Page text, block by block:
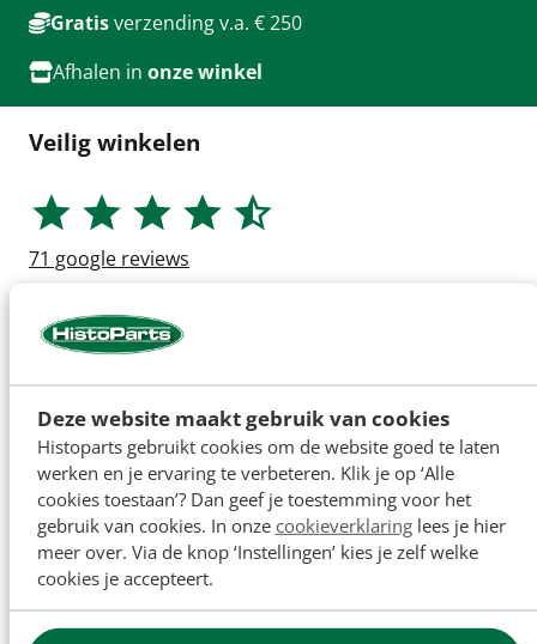
Deze website maakt gebruik van cookies
Histoparts gebruikt cookies om de website goed te laten
werken en je ervaring te verbeteren. Klik je op ‘Alle
cookies toestaan’? Dan geef je toestemming voor het
gebruik van cookies. In onze cookieverklaringlees je hier
meer over. Via de knop ‘Instellingen’ kies je zelf welke
cookies je accepteert.
Gratisverzending v.a. € 250
Afhalen in onze winkel
Veilig winkelen
71 google reviews